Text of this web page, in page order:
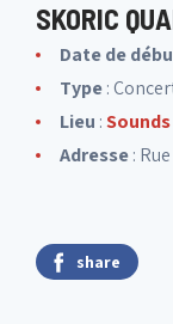
SKORIC
Date de
Type:
Lieu :Sounds
Adresse:
share